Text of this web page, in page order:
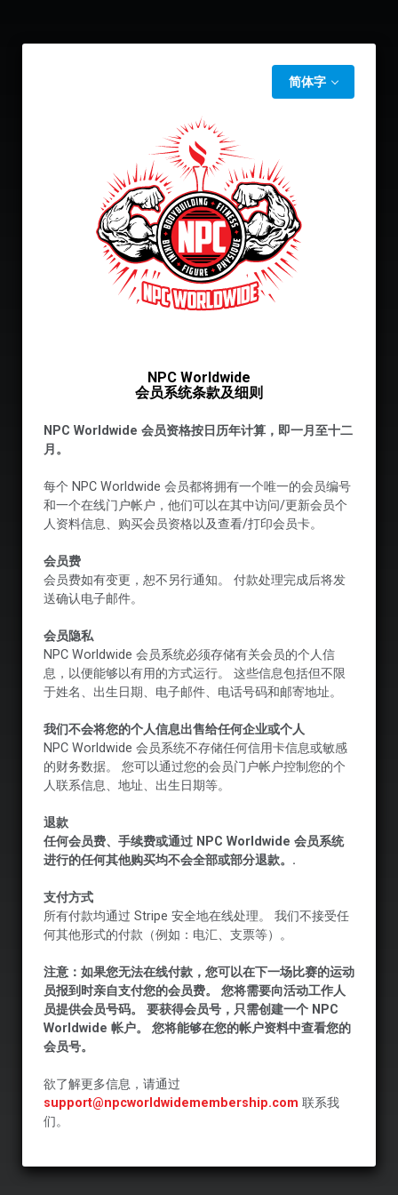
简体字
NPC Worldwide
会员系统条款及细则
NPC Worldwide 会员资格按日历年计算，即一月至十二
月。
每个 NPC Worldwide 会员都将拥有一个唯一的会员编号
和一个在线门户帐户，他们可以在其中访问/更新会员个
人资料信息、购买会员资格以及查看/打印会员卡。
会员费
会员费如有变更，恕不另行通知。 付款处理完成后将发
送确认电子邮件。
会员隐私
NPC Worldwide 会员系统必须存储有关会员的个人信
息，以便能够以有用的方式运行。 这些信息包括但不限
于姓名、出生日期、电子邮件、电话号码和邮寄地址。
我们不会将您的个人信息出售给任何企业或个人
NPC Worldwide 会员系统不存储任何信用卡信息或敏感
的财务数据。 您可以通过您的会员门户帐户控制您的个
人联系信息、地址、出生日期等。
退款
任何会员费、手续费或通过 NPC Worldwide 会员系统
进行的任何其他购买均不会全部或部分退款。.
支付方式
所有付款均通过 Stripe 安全地在线处理。 我们不接受任
何其他形式的付款（例如：电汇、支票等）。
注意：如果您无法在线付款，您可以在下一场比赛的运动
员报到时亲自支付您的会员费。 您将需要向活动工作人
员提供会员号码。 要获得会员号，只需创建一个 NPC
Worldwide 帐户。 您将能够在您的帐户资料中查看您的
会员号。
欲了解更多信息，请通过
support@npcworldwidemembership.com 联系我
们。